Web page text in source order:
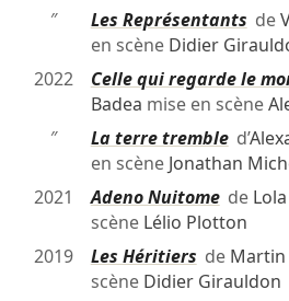
″
Les Représentants de
en scène Didier
2022
Celle qui regarde le
Badea mise en scène
″
La terre trembled’
en scène Jonathan
2021
Adeno Nuitomede
scène Lélio Plotton
2019
Les Héritiers de Martin
scène Didier Girauldon